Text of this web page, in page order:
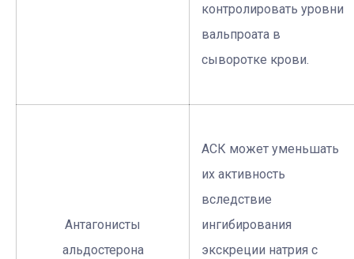
контролировать уровни
вальпроата в
сыворотке крови.
Антагонисты
альдостерона
АСК может уменьшать
их активность
вследствие
ингибирования
экскреции натрия с